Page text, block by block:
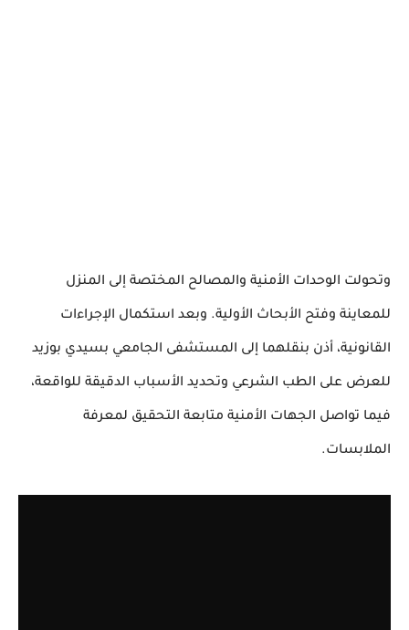
وتحولت الوحدات الأمنية والمصالح المختصة إلى المنزل
للمعاينة وفتح الأبحاث الأولية. وبعد استكمال الإجراءات
القانونية، أذن بنقلهما إلى المستشفى الجامعي بسيدي بوزيد
للعرض على الطب الشرعي وتحديد الأسباب الدقيقة للواقعة،
فيما تواصل الجهات الأمنية متابعة التحقيق لمعرفة
الملابسات.